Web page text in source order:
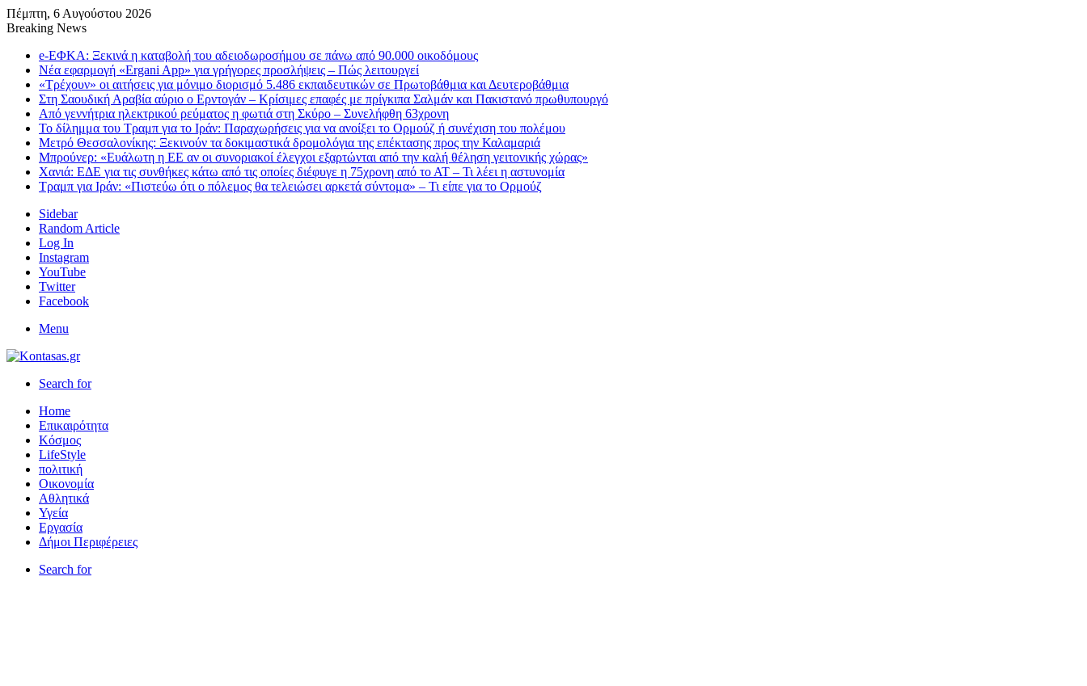
Πέμπτη, 6 Αυγούστου 2026
Breaking News
e-ΕΦΚΑ: Ξεκινά η καταβολή του αδειοδωροσήμου σε πάνω από 90.000 οικοδόμους
Νέα εφαρμογή «Ergani App» για γρήγορες προσλήψεις – Πώς λειτουργεί
«Τρέχουν» οι αιτήσεις για μόνιμο διορισμό 5.486 εκπαιδευτικών σε Πρωτοβάθμια και Δευτεροβάθμια
Στη Σαουδική Αραβία αύριο ο Ερντογάν – Κρίσιμες επαφές με πρίγκιπα Σαλμάν και Πακιστανό πρωθυπουργό
Από γεννήτρια ηλεκτρικού ρεύματος η φωτιά στη Σκύρο – Συνελήφθη 63χρονη
Το δίλημμα του Τραμπ για το Ιράν: Παραχωρήσεις για να ανοίξει το Ορμούζ ή συνέχιση του πολέμου
Μετρό Θεσσαλονίκης: Ξεκινούν τα δοκιμαστικά δρομολόγια της επέκτασης προς την Καλαμαριά
Μπρούνερ: «Ευάλωτη η ΕΕ αν οι συνοριακοί έλεγχοι εξαρτώνται από την καλή θέληση γειτονικής χώρας»
Χανιά: ΕΔΕ για τις συνθήκες κάτω από τις οποίες διέφυγε η 75χρονη από το ΑΤ – Τι λέει η αστυνομία
Τραμπ για Ιράν: «Πιστεύω ότι ο πόλεμος θα τελειώσει αρκετά σύντομα» – Τι είπε για το Ορμούζ
Sidebar
Random Article
Log In
Instagram
YouTube
Twitter
Facebook
Menu
Search for
Home
Επικαιρότητα
Κόσμος
LifeStyle
πολιτική
Οικονομία
Αθλητικά
Υγεία
Εργασία
Δήμοι Περιφέρειες
Search for